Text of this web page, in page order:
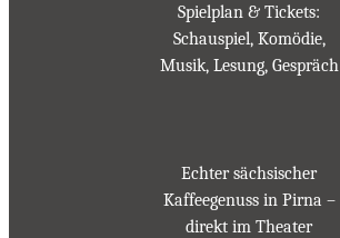
Spielplan & Tickets:
Schauspiel, Komödie,
Musik, Lesung, Gespräch
Echter sächsischer
Kaffeegenuss in Pirna –
direkt im Theater